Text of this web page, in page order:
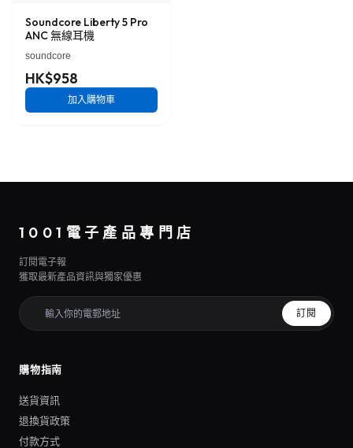
Soundcore Liberty 5 Pro
ANC 無線耳機
soundcore
HK$958
加入購物車
1001電子產品專門店
訂閱電子報
獲取最新產品資訊與獨家優惠
訂閱
購物指南
送貨資訊
退換貨政策
付款方式